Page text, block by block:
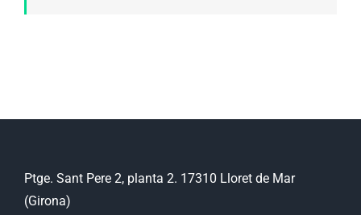
Ptge. Sant Pere 2, planta 2. 17310 Lloret de Mar
(Girona)